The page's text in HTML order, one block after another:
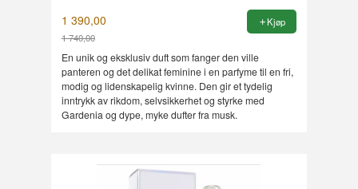
1 390,00
1 740,00
Rabatt
Kjøp
En unik og eksklusiv duft som fanger den ville
panteren og det delikat feminine i en parfyme til en fri,
modig og lidenskapelig kvinne. Den gir et tydelig
inntrykk av rikdom, selvsikkerhet og styrke med
Gardenia og dype, myke dufter fra musk.